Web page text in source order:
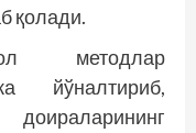
қолади.
методлар
йўналтириб,